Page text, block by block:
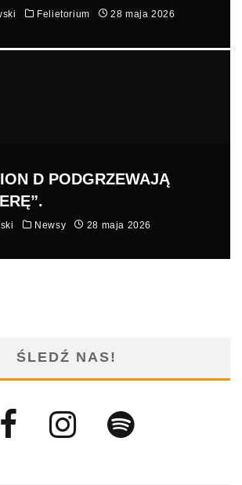
Felietorium 28 maja 2026
D PODGRZEWAJĄ
Newsy 28 maja 2026
ŚLEDŹ NAS!